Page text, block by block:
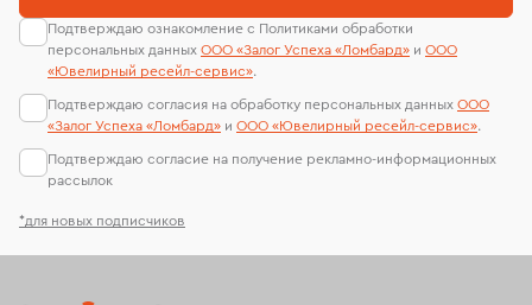
*для новых подписчиков
Подтверждаю ознакомление с Политиками обработки
персональных данных ООО «Залог Успеха «Ломбард» и ООО
«Ювелирный ресейл-сервиc».
Подтверждаю согласия на обработку персональных данных ООО
«Залог Успеха «Ломбард» и ООО «Ювелирный ресейл-сервиc».
Подтверждаю согласие на получение рекламно-информационных
рассылок